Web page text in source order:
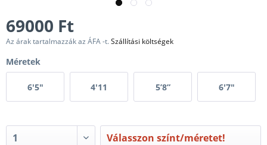
69000 Ft
Az árak tartalmazzák az ÁFA -t.Szállítási költségek
Méretek
6'5" 4'11 5’8” 6'7"
Válasszon színt/méretet!